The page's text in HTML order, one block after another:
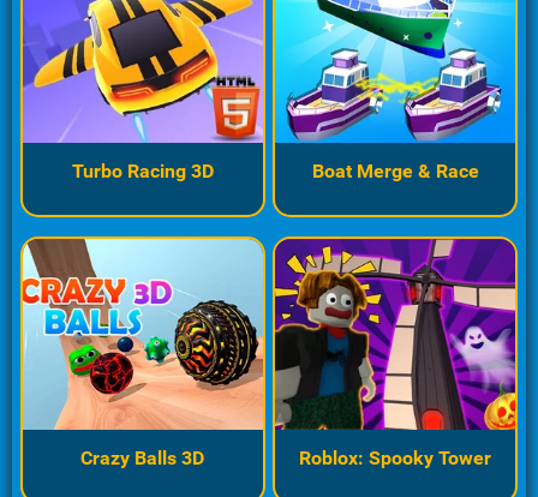
Turbo Racing 3D Boat Merge & Race
Crazy Balls 3D Roblox: Spooky Tower